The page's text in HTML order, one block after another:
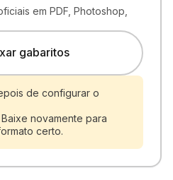
em PDF, Photoshop,
gabaritos
de configurar o
novamente para
certo.